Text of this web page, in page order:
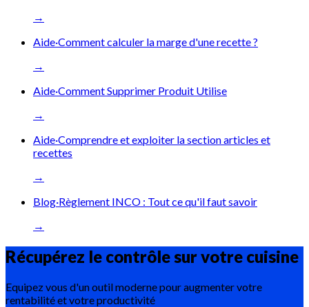
→
Aide·Comment calculer la marge d'une recette ?
→
Aide·Comment Supprimer Produit Utilise
→
Aide·Comprendre et exploiter la section articles et
recettes
→
Blog·Règlement INCO : Tout ce qu'il faut savoir
→
Récupérez le contrôle sur votre cuisine
Equipez vous d'un outil moderne pour augmenter votre
rentabilité et votre productivité